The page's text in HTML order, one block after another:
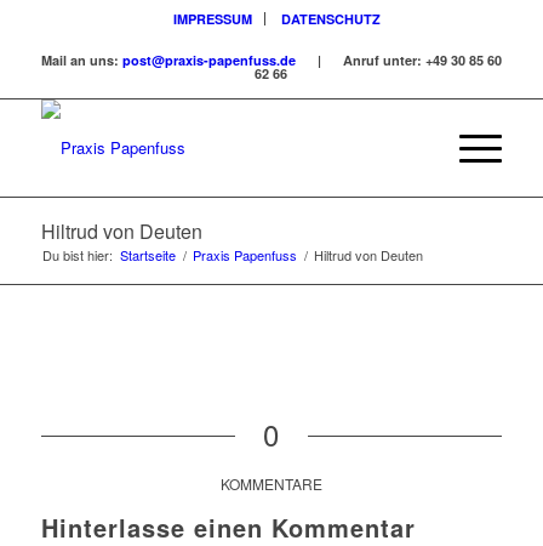
IMPRESSUM DATENSCHUTZ
Mail an uns: post@praxis-papenfuss.de| Anruf unter: +49 30 85 60
62 66
Hiltrud von Deuten
Du bist hier: Startseite / Praxis Papenfuss / Hiltrud von Deuten
0
KOMMENTARE
Hinterlasse einen Kommentar